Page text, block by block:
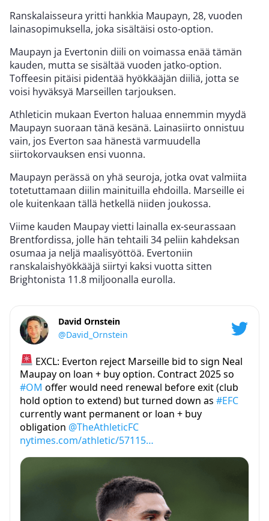
Ranskalaisseura yritti hankkia Maupayn, 28, vuoden
lainasopimuksella, joka sisältäisi osto-option.
Maupayn ja Evertonin diili on voimassa enää tämän
kauden, mutta se sisältää vuoden jatko-option.
Toffeesin pitäisi pidentää hyökkääjän diiliä, jotta se
voisi hyväksyä Marseillen tarjouksen.
Athleticin mukaan Everton haluaa ennemmin myydä
Maupayn suoraan tänä kesänä. Lainasiirto onnistuu
vain, jos Everton saa hänestä varmuudella
siirtokorvauksen ensi vuonna.
Maupayn perässä on yhä seuroja, jotka ovat valmiita
totetuttamaan diilin mainituilla ehdoilla. Marseille ei
ole kuitenkaan tällä hetkellä niiden joukossa.
Viime kauden Maupay vietti lainalla ex-seurassaan
Brentfordissa, jolle hän tehtaili 34 peliin kahdeksan
osumaa ja neljä maalisyöttöä. Evertoniin
ranskalaishyökkääjä siirtyi kaksi vuotta sitten
Brightonista 11.8 miljoonalla eurolla.
David Ornstein
@David_Ornstein
EXCL: Everton reject Marseille bid to sign Neal
Maupay on loan + buy option. Contract 2025 so
#OM offer would need renewal before exit (club
hold option to extend) but turned down as #EFC
currently want permanent or loan + buy
obligation @TheAthleticFC
nytimes.com/athletic/57115…